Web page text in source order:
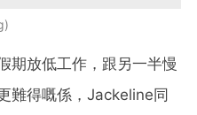
期放低工作，跟另一半慢
難得嘅係，Jackeline同